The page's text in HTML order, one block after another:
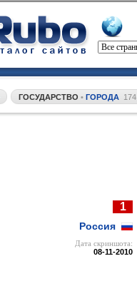
ГОСУДАРСТВО • ГОРОДА 174
1
Россия
Дата cкриншота:
08-11-2010